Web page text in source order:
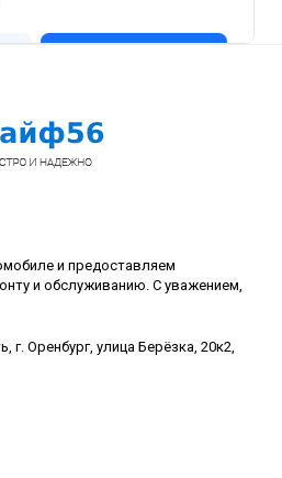
и предоставляем
и обслуживанию. С уважением,
г. Оренбург, улица Берёзка, 20к2,